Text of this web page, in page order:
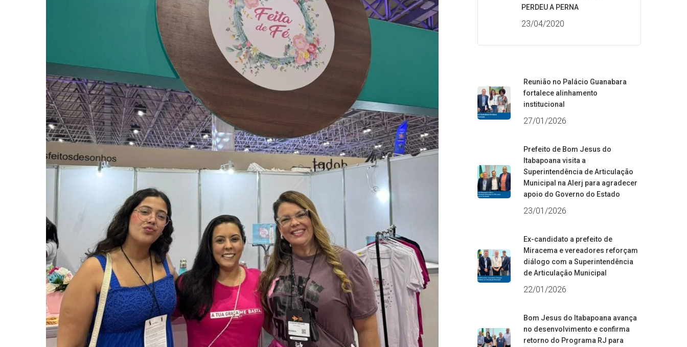
PERDEU A PERNA
23/04/2020
Reunião no Palácio Guanabara
fortalece alinhamento
institucional
27/01/2026
Prefeito de Bom Jesus do
Itabapoana visita a
Superintendência de Articulação
Municipal na Alerj para agradecer
apoio do Governo do Estado
23/01/2026
Ex-candidato a prefeito de
Miracema e vereadores reforçam
diálogo com a Superintendência
de Articulação Municipal
22/01/2026
Bom Jesus do Itabapoana avança
no desenvolvimento e confirma
retorno do Programa RJ para